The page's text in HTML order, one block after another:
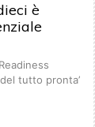
è
tutto pronta’